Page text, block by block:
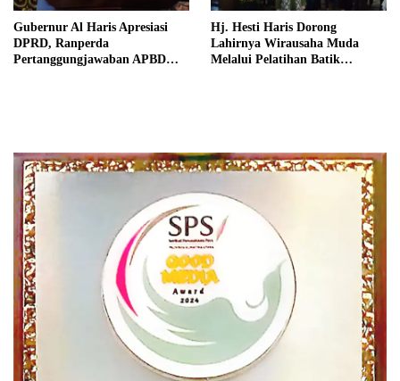
Gubernur Al Haris Apresiasi
DPRD, Ranperda
Pertanggungjawaban APBD
Hj. Hesti Haris Dorong
Lahirnya Wirausaha Muda
Melalui Pelatihan Batik